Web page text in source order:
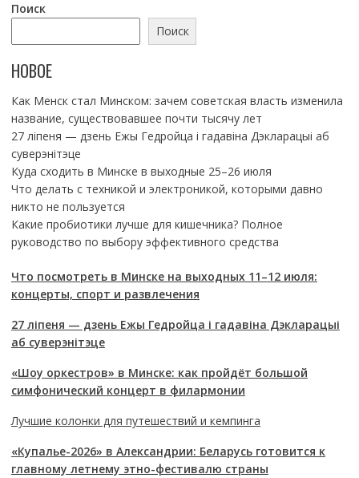
Поиск
Поиск
НОВОЕ
Как Менск стал Минском: зачем советская власть изменила
название, существовавшее почти тысячу лет
27 ліпеня — дзень Ежы Гедройца і гадавіна Дэкларацыі аб
суверэнітэце
Куда сходить в Минске в выходные 25–26 июля
Что делать с техникой и электроникой, которыми давно
никто не пользуется
Какие пробиотики лучше для кишечника? Полное
руководство по выбору эффективного средства
Что посмотреть в Минске на выходных 11–12 июля:
концерты, спорт и развлечения
27 ліпеня — дзень Ежы Гедройца і гадавіна Дэкларацыі
аб суверэнітэце
«Шоу оркестров» в Минске: как пройдёт большой
симфонический концерт в филармонии
Лучшие колонки для путешествий и кемпинга
«Купалье-2026» в Александрии: Беларусь готовится к
главному летнему этно-фестивалю страны